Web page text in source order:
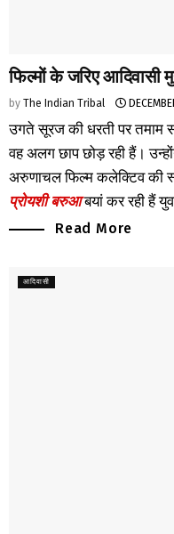
फिल्मों के जरिए आदिवासी
by The Indian Tribal
उगते सूरज की धरती पर तमाम
वह अलग छाप छोड़ रही हैं।
अरुणाचल फिल्म कलेक्टिव की
प्रोयशी बरुआबयां कर रही हैं
Read More
आदिवासी